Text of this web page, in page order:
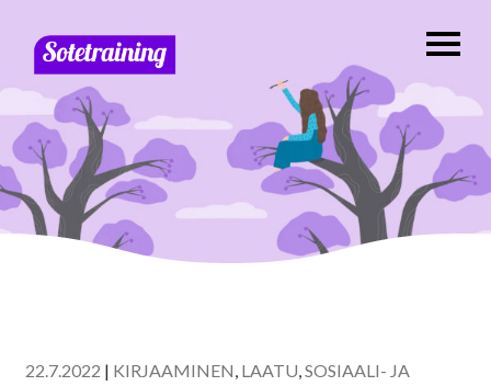
22.7.2022 | KIRJAAMINEN, LAATU,SOSIAALI- JA